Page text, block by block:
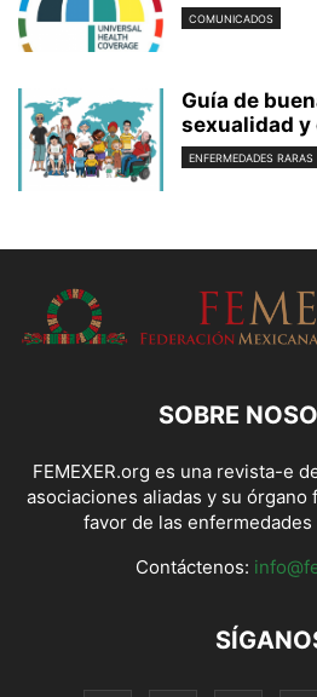
COMUNICADOS
Guía de
sexualidad y
ENFERMEDADES RARAS
SOBRE
FEMEXER.org es una revista-e
asociaciones aliadas y su órgano
favor de las
Contáctenos: